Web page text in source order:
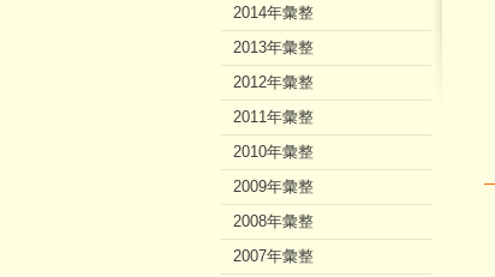
2014年彙整
2013年彙整
2012年彙整
2011年彙整
2010年彙整
2009年彙整
2008年彙整
2007年彙整